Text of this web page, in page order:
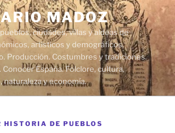
MADOZ
ciudades, villas y aldeas de
artísticos y demográficos.
Producción. Costumbres y tradiciones.
Conocer España. Folclore, cultura,
naturaleza y economía.
HISTORIA DE PUEBLOS